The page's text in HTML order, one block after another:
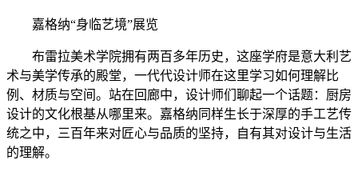
嘉格纳“身临艺境”展览
布雷拉美术学院拥有两百多年历史，这座学府是意大利艺
术与美学传承的殿堂，一代代设计师在这里学习如何理解比
例、材质与空间。站在回廊中，设计师们聊起一个话题：厨房
设计的文化根基从哪里来。嘉格纳同样生长于深厚的手工艺传
统之中，三百年来对匠心与品质的坚持，自有其对设计与生活
的理解。